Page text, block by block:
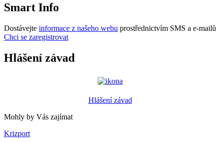
Smart Info
Dostávejte informace z našeho webu prostřednictvím SMS a e-mailů
Chci se zaregistrovat
Hlášení závad
Hlášení závad
Mohly by Vás zajímat
Krizport